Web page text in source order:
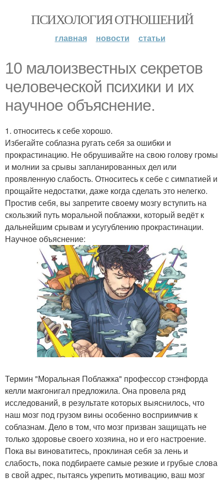
ПСИХОЛОГИЯ ОТНОШЕНИЙ
главная новости статьи
10 малоизвестных секретов
человеческой психики и их
научное объяснение.
1. относитесь к себе хорошо.
Избегайте соблазна ругать себя за ошибки и
прокрастинацию. Не обрушивайте на свою голову громы
и молнии за срывы запланированных дел или
проявленную слабость. Относитесь к себе с симпатией и
прощайте недостатки, даже когда сделать это нелегко.
Простив себя, вы запретите своему мозгу вступить на
скользкий путь моральной поблажки, который ведёт к
дальнейшим срывам и усугублению прокрастинации.
Научное объяснение:
Термин "Моральная Поблажка" профессор стэнфорда
келли макгонигал предложила. Она провела ряд
исследований, в результате которых выяснилось, что
наш мозг под грузом вины особенно восприимчив к
соблазнам. Дело в том, что мозг призван защищать не
только здоровье своего хозяина, но и его настроение.
Пока вы виноватитесь, проклиная себя за лень и
слабость, пока подбираете самые резкие и грубые слова
в свой адрес, пытаясь укрепить мотивацию, ваш мозг